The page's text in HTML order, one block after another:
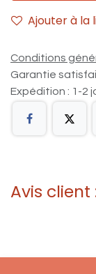
Ajouter à la
Conditions
Garantie
Expédition : 1-2
Avis client